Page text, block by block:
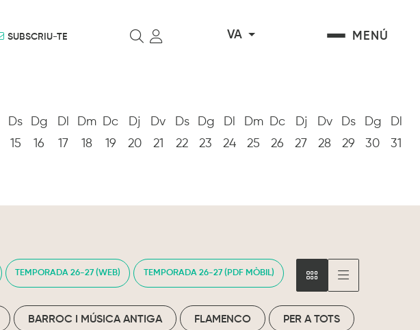
MENÚ
VA
SUBSCRIU-TE
Ds
15
Dg
16
Dl
17
Dm
18
Dc
19
Dj
20
Dv
21
Ds
22
Dg
23
Dl
24
Dm
25
Dc
26
Dj
27
Dv
28
Ds
29
Dg
30
Dl
31
TEMPORADA 26-27 (WEB) TEMPORADA 26-27 (PDF MÒBIL)
BARROC I MÚSICA ANTIGA FLAMENCO PER A TOTS